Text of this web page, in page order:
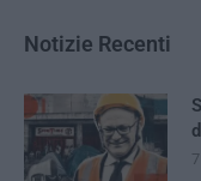
Notizie Recenti